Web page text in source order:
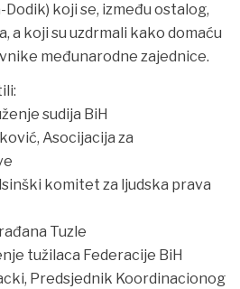
koji se, između ostalog,
a koji su uzdrmali kako domaću
međunarodne zajednice.
sudija BiH
Asocijacija za
komitet za ljudska prava
Tuzle
tužilaca Federacije BiH
Predsjednik Koordinacionog